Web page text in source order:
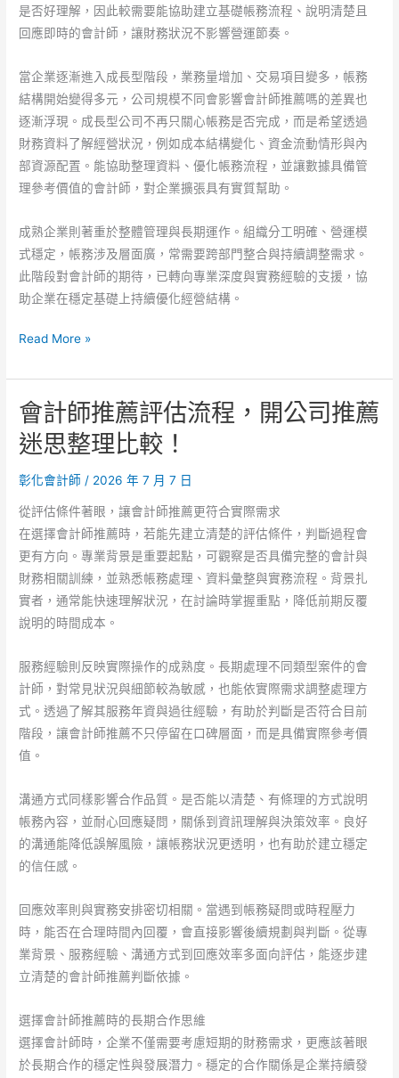
是否好理解，因此較需要能協助建立基礎帳務流程、說明清楚且
回應即時的會計師，讓財務狀況不影響營運節奏。
當企業逐漸進入成長型階段，業務量增加、交易項目變多，帳務
結構開始變得多元，公司規模不同會影響會計師推薦嗎的差異也
逐漸浮現。成長型公司不再只關心帳務是否完成，而是希望透過
財務資料了解經營狀況，例如成本結構變化、資金流動情形與內
部資源配置。能協助整理資料、優化帳務流程，並讓數據具備管
理參考價值的會計師，對企業擴張具有實質幫助。
成熟企業則著重於整體管理與長期運作。組織分工明確、營運模
式穩定，帳務涉及層面廣，常需要跨部門整合與持續調整需求。
此階段對會計師的期待，已轉向專業深度與實務經驗的支援，協
助企業在穩定基礎上持續優化經營結構。
會
師
推
薦
產
業
異
思
考，
開
公
司
薦
分
析
方
法。
Read More »
會計師推薦評估流程，開公司推薦
迷思整理比較！
彰化會計師 / 2026 年 7 月 7 日
從評估條件著眼，讓會計師推薦更符合實際需求
在選擇會計師推薦時，若能先建立清楚的評估條件，判斷過程會
更有方向。專業背景是重要起點，可觀察是否具備完整的會計與
財務相關訓練，並熟悉帳務處理、資料彙整與實務流程。背景扎
實者，通常能快速理解狀況，在討論時掌握重點，降低前期反覆
說明的時間成本。
服務經驗則反映實際操作的成熟度。長期處理不同類型案件的會
計師，對常見狀況與細節較為敏感，也能依實際需求調整處理方
式。透過了解其服務年資與過往經驗，有助於判斷是否符合目前
階段，讓會計師推薦不只停留在口碑層面，而是具備實際參考價
值。
溝通方式同樣影響合作品質。是否能以清楚、有條理的方式說明
帳務內容，並耐心回應疑問，關係到資訊理解與決策效率。良好
的溝通能降低誤解風險，讓帳務狀況更透明，也有助於建立穩定
的信任感。
回應效率則與實務安排密切相關。當遇到帳務疑問或時程壓力
時，能否在合理時間內回覆，會直接影響後續規劃與判斷。從專
業背景、服務經驗、溝通方式到回應效率多面向評估，能逐步建
立清楚的會計師推薦判斷依據。
選擇會計師推薦時的長期合作思維
選擇會計師時，企業不僅需要考慮短期的財務需求，更應該著眼
於長期合作的穩定性與發展潛力。穩定的合作關係是企業持續發